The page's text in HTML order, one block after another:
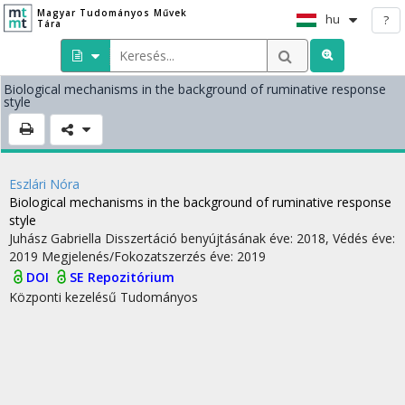
Magyar Tudományos Művek
Tára
hu ?
Biological mechanisms in the background of ruminative response
style
Eszlári Nóra
Biological mechanisms in the background of ruminative response
style
Juhász Gabriella Disszertáció benyújtásának éve: 2018, Védés éve:
2019 Megjelenés/Fokozatszerzés éve: 2019
DOI
SE Repozitórium
Központi kezelésű Tudományos